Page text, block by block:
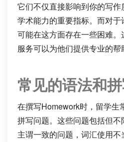
它们不仅直接影响到你的写
学术能力的重要指标。而对
可能在这方面存在一些困难
服务可以为他们提供专业的帮
常见的语法和
在撰写Homework时，留学生
拼写问题。这些问题包括但不
主谓一致的问题，词汇使用